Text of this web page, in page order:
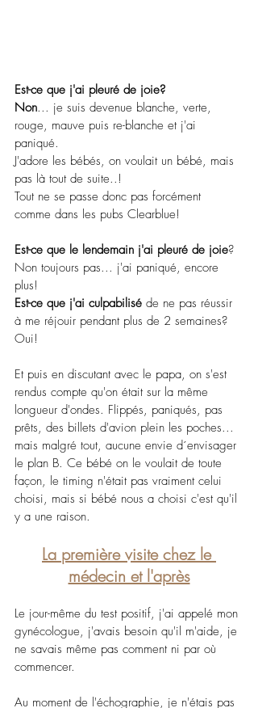
Est-ce que j'ai pleuré de joie?
Non... je suis devenue blanche, verte,
rouge, mauve puis re-blanche et j'ai
paniqué.
J'adore les bébés, on voulait un bébé, mais
pas là tout de suite..!
Tout ne se passe donc pas forcément
comme dans les pubs Clearblue!
Est-ce que le lendemain j'ai pleuré de joie?
Non toujours pas... j'ai paniqué, encore
plus!
Est-ce que j'ai culpabilisé de ne pas réussir
à me réjouir pendant plus de 2 semaines?
Oui!
Et puis en discutant avec le papa, on s'est
rendus compte qu'on était sur la même
longueur d'ondes. Flippés, paniqués, pas
prêts, des billets d'avion plein les poches...
mais malgré tout, aucune envie d´envisager
le plan B. Ce bébé on le voulait de toute
façon, le timing n'était pas vraiment celui
choisi, mais si bébé nous a choisi c'est qu'il
y a une raison.
La première visite chez le
médecin et l'après
Le jour-même du test positif, j'ai appelé mon
gynécologue, j'avais besoin qu'il m'aide, je
ne savais même pas comment ni par où
commencer.
Au moment de l'échographie, je n'étais pas